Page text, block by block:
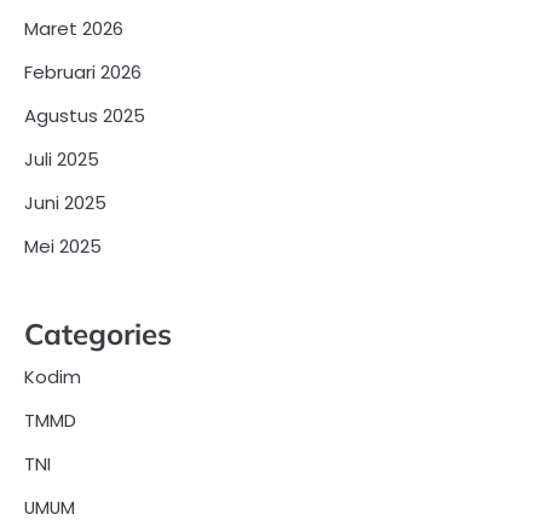
Maret 2026
Februari 2026
Agustus 2025
Juli 2025
Juni 2025
Mei 2025
Categories
Kodim
TMMD
TNI
UMUM